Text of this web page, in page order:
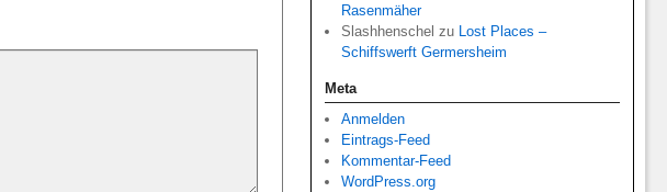
Rasenmäher
Slashhenschel zu Lost Places –
Schiffswerft Germersheim
Meta
Anmelden
Eintrags-Feed
Kommentar-Feed
WordPress.org